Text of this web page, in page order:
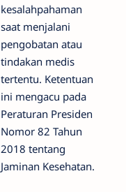
kesalahpahaman
saat menjalani
pengobatan atau
tindakan medis
tertentu. Ketentuan
ini mengacu pada
Peraturan Presiden
Nomor 82 Tahun
2018 tentang
Jaminan Kesehatan.